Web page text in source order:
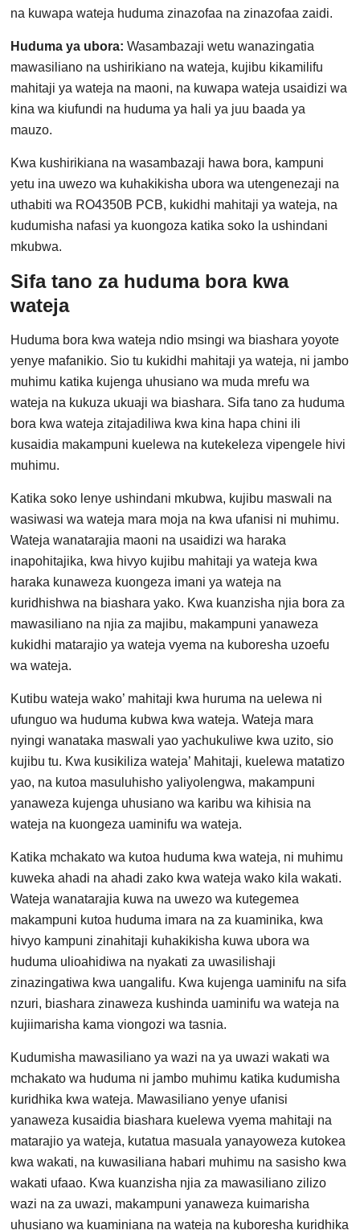
na kuwapa wateja huduma zinazofaa na zinazofaa zaidi.
Huduma ya ubora:Wasambazaji wetu wanazingatia
mawasiliano na ushirikiano na wateja, kujibu kikamilifu
mahitaji ya wateja na maoni, na kuwapa wateja usaidizi wa
kina wa kiufundi na huduma ya hali ya juu baada ya
mauzo.
Kwa kushirikiana na wasambazaji hawa bora, kampuni
yetu ina uwezo wa kuhakikisha ubora wa utengenezaji na
uthabiti wa RO4350B PCB, kukidhi mahitaji ya wateja, na
kudumisha nafasi ya kuongoza katika soko la ushindani
mkubwa.
Sifa tano za huduma bora kwa
wateja
Huduma bora kwa wateja ndio msingi wa biashara yoyote
yenye mafanikio. Sio tu kukidhi mahitaji ya wateja, ni jambo
muhimu katika kujenga uhusiano wa muda mrefu wa
wateja na kukuza ukuaji wa biashara. Sifa tano za huduma
bora kwa wateja zitajadiliwa kwa kina hapa chini ili
kusaidia makampuni kuelewa na kutekeleza vipengele hivi
muhimu.
Katika soko lenye ushindani mkubwa, kujibu maswali na
wasiwasi wa wateja mara moja na kwa ufanisi ni muhimu.
Wateja wanatarajia maoni na usaidizi wa haraka
inapohitajika, kwa hivyo kujibu mahitaji ya wateja kwa
haraka kunaweza kuongeza imani ya wateja na
kuridhishwa na biashara yako. Kwa kuanzisha njia bora za
mawasiliano na njia za majibu, makampuni yanaweza
kukidhi matarajio ya wateja vyema na kuboresha uzoefu
wa wateja.
Kutibu wateja wako’ mahitaji kwa huruma na uelewa ni
ufunguo wa huduma kubwa kwa wateja. Wateja mara
nyingi wanataka maswali yao yachukuliwe kwa uzito, sio
kujibu tu. Kwa kusikiliza wateja’ Mahitaji, kuelewa matatizo
yao, na kutoa masuluhisho yaliyolengwa, makampuni
yanaweza kujenga uhusiano wa karibu wa kihisia na
wateja na kuongeza uaminifu wa wateja.
Katika mchakato wa kutoa huduma kwa wateja, ni muhimu
kuweka ahadi na ahadi zako kwa wateja wako kila wakati.
Wateja wanatarajia kuwa na uwezo wa kutegemea
makampuni kutoa huduma imara na za kuaminika, kwa
hivyo kampuni zinahitaji kuhakikisha kuwa ubora wa
huduma ulioahidiwa na nyakati za uwasilishaji
zinazingatiwa kwa uangalifu. Kwa kujenga uaminifu na sifa
nzuri, biashara zinaweza kushinda uaminifu wa wateja na
kujiimarisha kama viongozi wa tasnia.
Kudumisha mawasiliano ya wazi na ya uwazi wakati wa
mchakato wa huduma ni jambo muhimu katika kudumisha
kuridhika kwa wateja. Mawasiliano yenye ufanisi
yanaweza kusaidia biashara kuelewa vyema mahitaji na
matarajio ya wateja, kutatua masuala yanayoweza kutokea
kwa wakati, na kuwasiliana habari muhimu na sasisho kwa
wakati ufaao. Kwa kuanzisha njia za mawasiliano zilizo
wazi na za uwazi, makampuni yanaweza kuimarisha
uhusiano wa kuaminiana na wateja na kuboresha kuridhika